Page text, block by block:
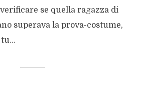
se quella ragazza di
superava la prova-costume,